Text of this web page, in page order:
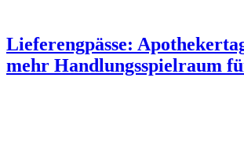
Lieferengpässe:
mehr Handlungsspielraum